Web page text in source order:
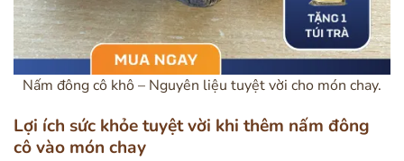
Nấm đông cô khô – Nguyên liệu tuyệt vời cho món chay.
Lợi ích sức khỏe tuyệt vời khi thêm nấm đông
cô vào món chay